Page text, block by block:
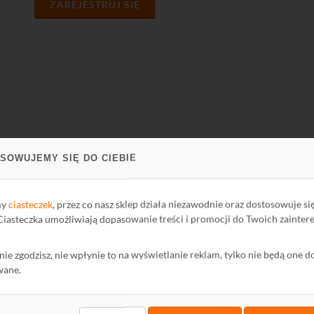
SIĘ DO CIEBIE
ciasteczek , przez co nasz sklep działa niezawodnie oraz dostosowuje
umożliwiają dopasowanie treści i promocji do Twoich
nie zgodzisz, nie wpłynie to na wyświetlanie reklam, tylko nie będą one
ZAREJESTRUJ SIĘ
Informatora
Kontakt
Ochrona środowiska